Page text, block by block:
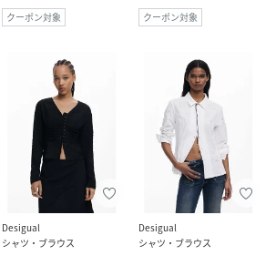
クーポン対象
クーポン対象
Desigual
シャツ・ブラウス
Desigual
シャツ・ブラウス